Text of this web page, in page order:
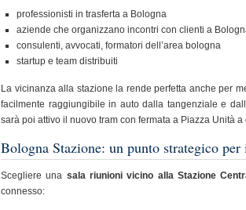
professionisti in trasferta a Bologna
aziende che organizzano incontri con clienti a
consulenti, avvocati, formatori dell’area bologna
startup e team distribuiti
La vicinanza alla stazione la rende perfetta anche per
facilmente raggiungibile in auto dalla tangenziale e
sarà poi attivo il nuovo tram con fermata a Piazza Unità a
Bologna Stazione: un punto strategico
Scegliere una sala riunioni vicino alla Stazione
connesso: